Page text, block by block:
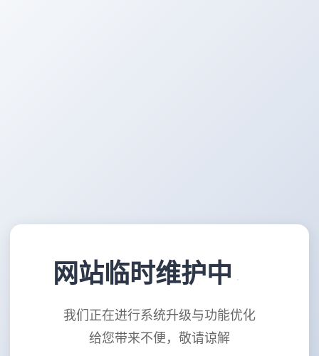
网站临时维护中
我们正在进行系统升级与功能优化
给您带来不便，敬请谅解